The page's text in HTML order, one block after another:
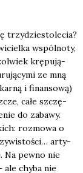
trzy­dzie­sto­le­cia?
wspól­no­ty,
krę­pu­ją­
ze mną
i finan­so­wą)
całe szczę­
do zaba­wy.
roz­mo­wa o
arty­
Na pew­no nie
ale chy­ba nie